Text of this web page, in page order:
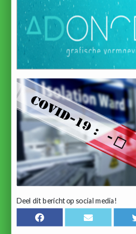
Deel dit bericht op social media!